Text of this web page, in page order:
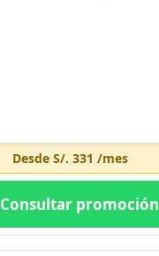
Desde S/. 331 /mes
Consultar promoción